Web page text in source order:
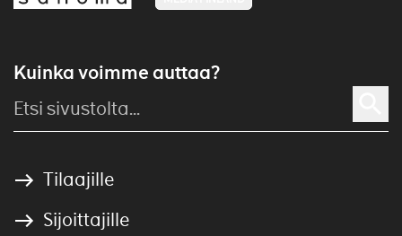
Kuinka voimme auttaa?
Tilaajille
Sijoittajille